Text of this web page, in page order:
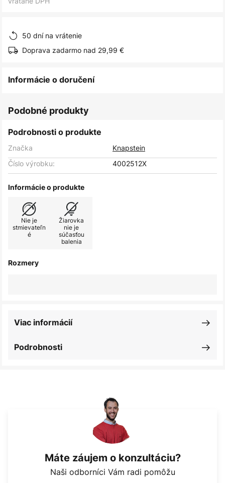
50 dní na vrátenie
Doprava zadarmo nad 29,99 €
Informácie o doručení
Podobné produkty
Podrobnosti o produkte
Značka
Knapstein
Číslo výrobku:
4002512X
Informácie o produkte
Nie je
stmievateľn
é
Žiarovka
nie je
súčasťou
balenia
Rozmery
Podrobnosti
Viac informácií
Máte záujem o konzultáciu?
Naši odborníci Vám radi pomôžu